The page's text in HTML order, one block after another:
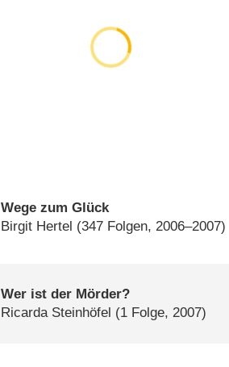
Wege zum Glück
Birgit Hertel (347 Folgen, 2006–2007)
Wer ist der Mörder?
Ricarda Steinhöfel (1 Folge, 2007)